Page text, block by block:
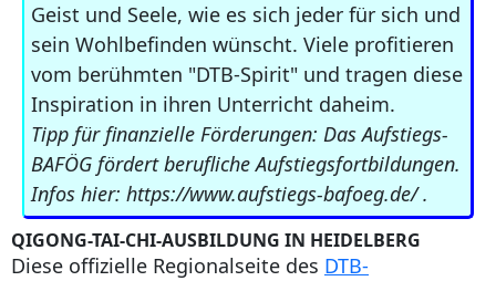
Geist und Seele, wie es sich jeder für sich und
sein Wohlbefinden wünscht. Viele profitieren
vom berühmten "DTB-Spirit" und tragen diese
Inspiration in ihren Unterricht daheim.
Tipp für finanzielle Förderungen: Das Aufstiegs-
BAFÖG fördert berufliche Aufstiegsfortbildungen.
Infos hier: https://www.aufstiegs-bafoeg.de/ .
QIGONG-TAI-CHI-AUSBILDUNG IN HEIDELBERG
Diese offizielle Regionalseite des DTB-